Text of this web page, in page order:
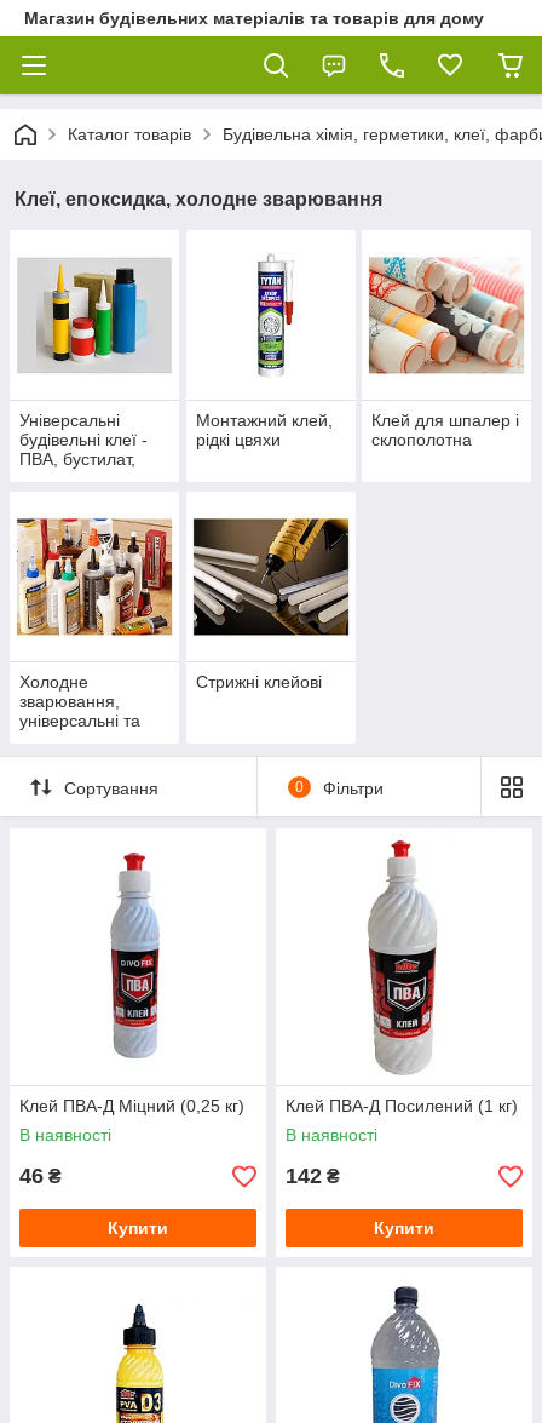
Магазин будівельних матеріалів та товарів для дому
Каталог товарів Будівельна хімія, герметики, клеї,
Клеї, епоксидка, холодне зварювання
Універсальні
будівельні клеї -
ПВА, бустилат,
Монтажний клей,
рідкі цвяхи
Клей для шпалер і
склополотна
Холодне
зварювання,
універсальні та
Стрижні клейові
Сортування 0 Фільтри
Клей ПВА-Д Міцний (0,25 кг)
В наявності
46 ₴
Купити
Клей ПВА-Д Посилений (1 кг)
В наявності
142 ₴
Купити